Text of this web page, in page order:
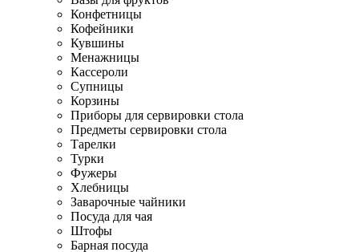
Конфетницы
Кофейники
Кувшины
Менажницы
Кассероли
Супницы
Корзины
Приборы для сервировки стола
Предметы сервировки стола
Тарелки
Турки
Фужеры
Хлебницы
Заварочные чайники
Посуда для чая
Штофы
Барная посуда